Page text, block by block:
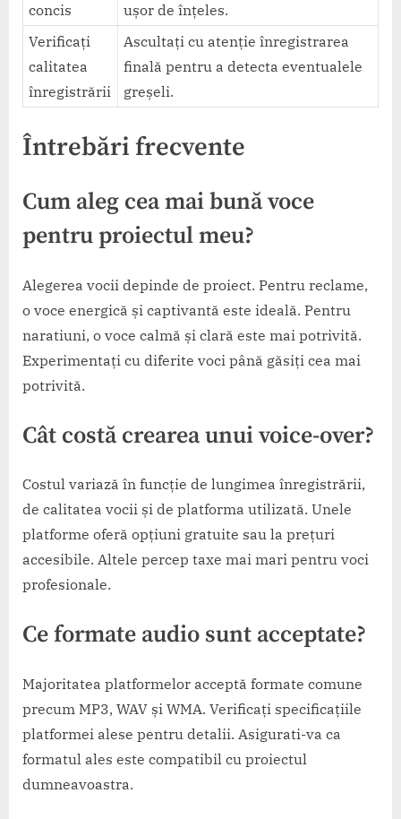
concis
ușor de înțeles.
Verificați
calitatea
înregistrării
Ascultați cu atenție înregistrarea
finală pentru a detecta eventualele
greșeli.
Întrebări frecvente
Cum aleg cea mai bună voce
pentru proiectul meu?
Alegerea vocii depinde de proiect. Pentru reclame,
o voce energică și captivantă este ideală. Pentru
naratiuni, o voce calmă și clară este mai potrivită.
Experimentați cu diferite voci până găsiți cea mai
potrivită.
Cât costă crearea unui voice-over?
Costul variază în funcție de lungimea înregistrării,
de calitatea vocii și de platforma utilizată. Unele
platforme oferă opțiuni gratuite sau la prețuri
accesibile. Altele percep taxe mai mari pentru voci
profesionale.
Ce formate audio sunt acceptate?
Majoritatea platformelor acceptă formate comune
precum MP3, WAV și WMA. Verificați specificațiile
platformei alese pentru detalii. Asigurati-va ca
formatul ales este compatibil cu proiectul
dumneavoastra.